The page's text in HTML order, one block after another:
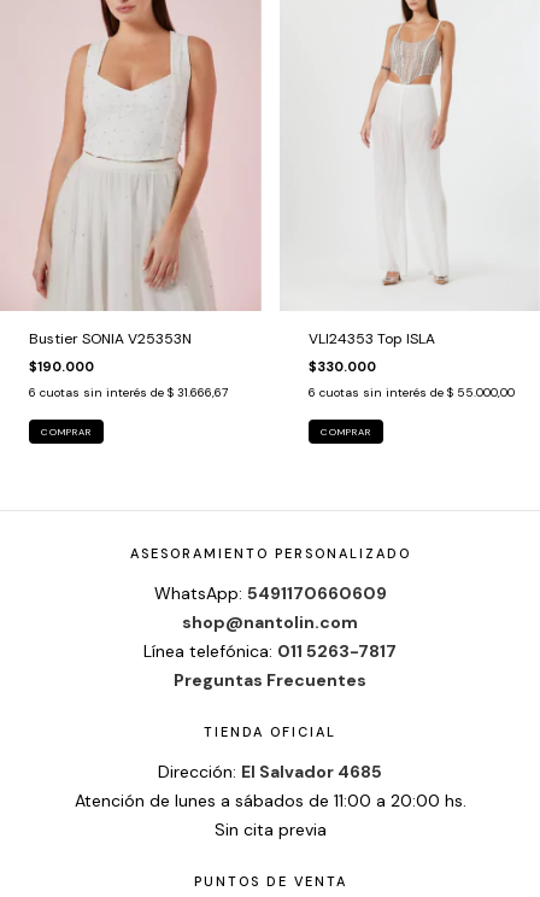
Bustier SONIA V25353N
$190.000
6 cuotas sin interés de $ 31.666,67
COMPRAR
VLI24353 Top ISLA
$330.000
6 cuotas sin interés de $ 55.000,00
COMPRAR
ASESORAMIENTO PERSONALIZADO
WhatsApp: 5491170660609
shop@nantolin.com
Línea telefónica: 011 5263-7817
Preguntas Frecuentes
TIENDA OFICIAL
Dirección: El Salvador 4685
Atención de lunes a sábados de 11:00 a 20:00 hs.
Sin cita previa
PUNTOS DE VENTA